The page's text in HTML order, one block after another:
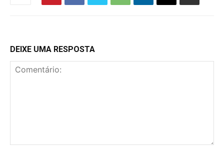
DEIXE UMA RESPOSTA